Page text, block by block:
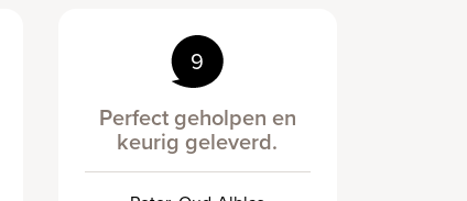
9
Perfect geholpen en
keurig geleverd.